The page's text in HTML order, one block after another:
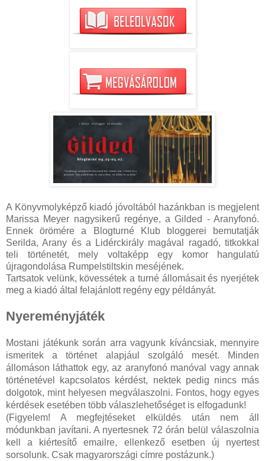
A Könyvmolyképző kiadó jóvoltából hazánkban is megjelent
Marissa Meyer nagysikerű regénye, a Gilded - Aranyfonó.
Ennek örömére a Blogturné Klub bloggerei bemutatják
Serilda, Arany és a Lidérckirály magával ragadó, titkokkal
teli történetét, mely voltaképp egy komor hangulatú
újragondolása Rumpelstiltskin meséjének.
Tartsatok velünk, kövessétek a turné állomásait és nyerjétek
meg a kiadó által felajánlott regény egy példányát.
Nyereményjáték
Mostani játékunk során arra vagyunk kíváncsiak, mennyire
ismeritek a történet alapjául szolgáló mesét. Minden
állomáson láthattok egy, az aranyfonó manóval vagy annak
történetével kapcsolatos kérdést, nektek pedig nincs más
dolgotok, mint helyesen megválaszolni. Fontos, hogy egyes
kérdések esetében több válaszlehetőséget is elfogadunk!
(Figyelem! A megfejtéseket elküldés után nem áll
módunkban javítani. A nyertesnek 72 órán belül válaszolnia
kell a kiértesítő emailre, ellenkező esetben új nyertest
sorsolunk. Csak magyarországi címre postázunk.)